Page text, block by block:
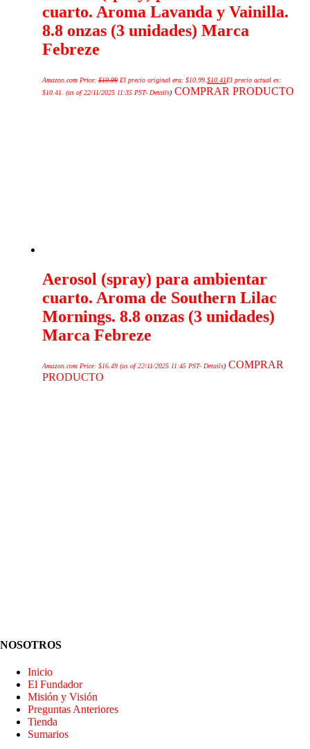
cuarto. Aroma Lavanda y Vainilla.
8.8 onzas (3 unidades) Marca
Febreze
Amazon.com Price:$10.99 El precio original era: $10.99.$10.41El precio actual es:
$10.41.
(as of 22/11/2025 11:35 PST- Details) COMPRAR PRODUCTO
Aerosol (spray) para ambientar
cuarto. Aroma de Southern Lilac
Mornings. 8.8 onzas (3 unidades)
Marca Febreze
Amazon.com Price:$16.49 (as of 22/11/2025 11:45 PST- Details) COMPRAR
PRODUCTO
NOSOTROS
Inicio
El Fundador
Misión y Visión
Preguntas Anteriores
Tienda
Sumarios